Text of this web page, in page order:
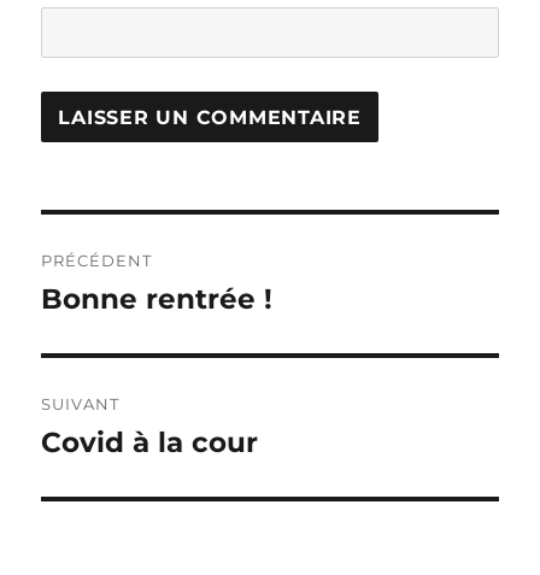
de
PRÉCÉDENT
Publication
Bonne rentrée !
SUIVANT
Publication
Covid à la cour